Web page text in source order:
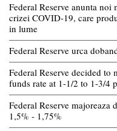
Federal Reserve anunta noi
crizei COVID-19, care
in lume
Federal Reserve urca
Federal Reserve decided to
funds rate at 1-1/2 to 1-3/4
Federal Reserve majoreaza
1,5% - 1,75%